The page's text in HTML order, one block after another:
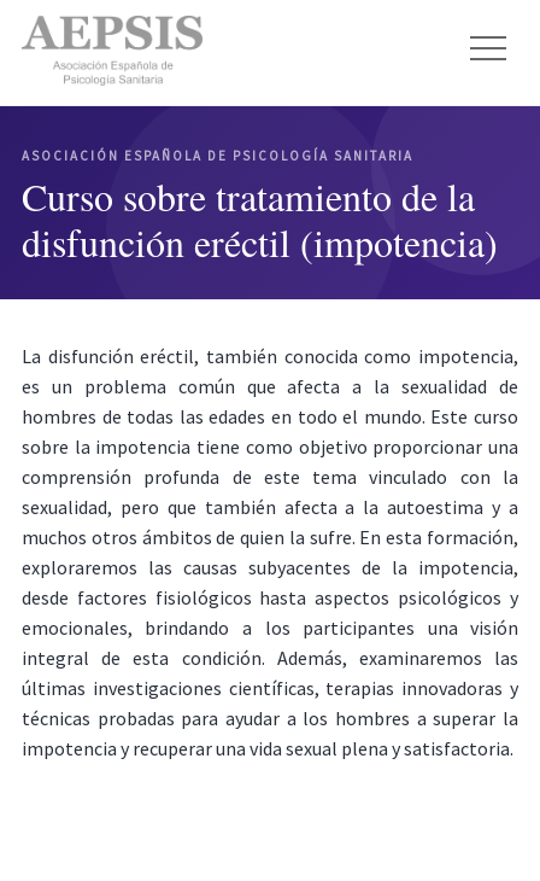
ASOCIACIÓN ESPAÑOLA DE PSICOLOGÍA SANITARIA
Curso sobre tratamiento de la
disfunción eréctil (impotencia)
La disfunción eréctil, también conocida como impotencia,
es un problema común que afecta a la sexualidad de
hombres de todas las edades en todo el mundo. Este curso
sobre la impotencia tiene como objetivo proporcionar una
comprensión profunda de este tema vinculado con la
sexualidad, pero que también afecta a la autoestima y a
muchos otros ámbitos de quien la sufre. En esta formación,
exploraremos las causas subyacentes de la impotencia,
desde factores fisiológicos hasta aspectos psicológicos y
emocionales, brindando a los participantes una visión
integral de esta condición. Además, examinaremos las
últimas investigaciones científicas, terapias innovadoras y
técnicas probadas para ayudar a los hombres a superar la
impotencia y recuperar una vida sexual plena y satisfactoria.